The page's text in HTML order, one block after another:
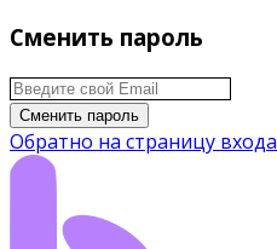
Сменить пароль
Сменить пароль
Обратно на страницу входа